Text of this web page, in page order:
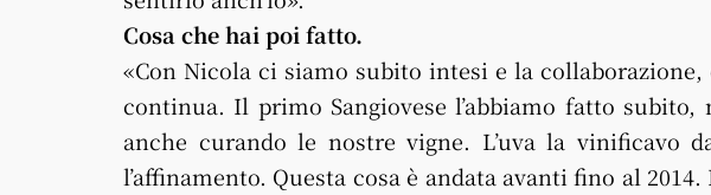
Cosa che hai poi fatto.
«Con Nicola ci siamo subito intesi e la
continua. Il primo Sangiovese l’abbiamo fatto subito,
anche curando le nostre vigne. L’uva la vinificavo
l’affinamento. Questa cosa è andata avanti fino al